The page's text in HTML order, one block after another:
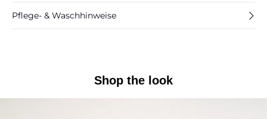
Pflege- & Waschhinweise
Shop the look